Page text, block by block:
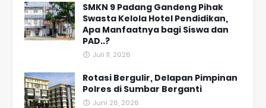
SMKN 9 Padang Gandeng Pihak
Swasta Kelola Hotel Pendidikan,
Apa Manfaatnya bagi Siswa dan
PAD..?
Juli 11, 2026
Rotasi Bergulir, Delapan Pimpinan
Polres di Sumbar Berganti
Juni 26, 2026